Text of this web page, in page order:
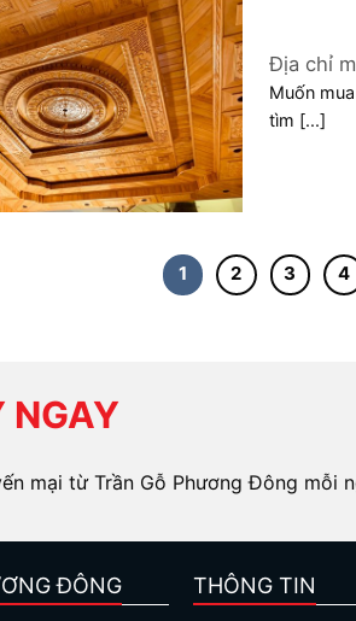
Địa chỉ
Muốn
tìm [...]
1 2 3 4
NGAY
mại từ Trần Gỗ Phương Đông mỗi
ĐÔNG THÔNG TIN